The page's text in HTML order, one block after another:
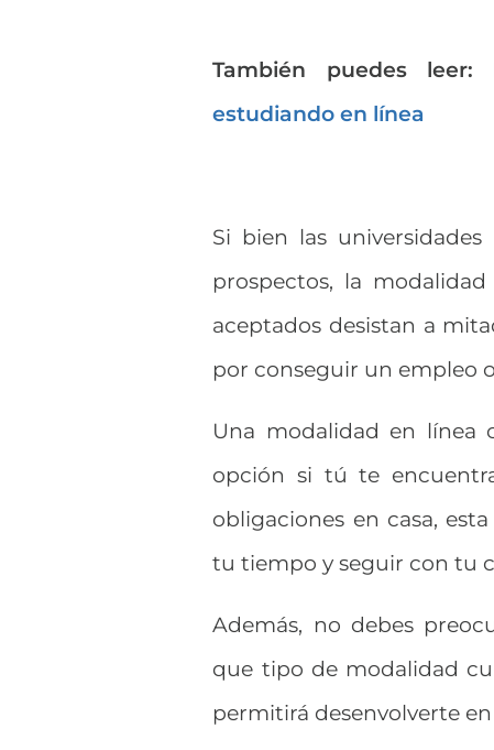
También puedes leer:
estudiando en línea
Si bien las
prospectos, la
aceptados desistan a
por conseguir un empleo
Una modalidad en línea
opción si tú te
obligaciones en casa,
tu tiempo y seguir con tu
Además, no debes
que tipo de modalidad
permitirá desenvolverte